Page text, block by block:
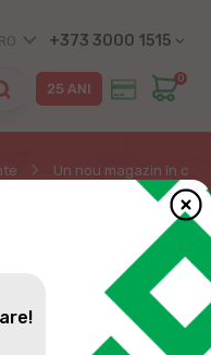
RO +373 3000 1515
0
Un nou magazin în
ÎN